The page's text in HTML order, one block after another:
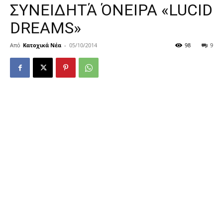
ΣΥΝΕΙΔΗΤΆ ΌΝΕΙΡΑ «LUCID
DREAMS»
Από Κατοχικά Νέα - 05/10/2014 9
98